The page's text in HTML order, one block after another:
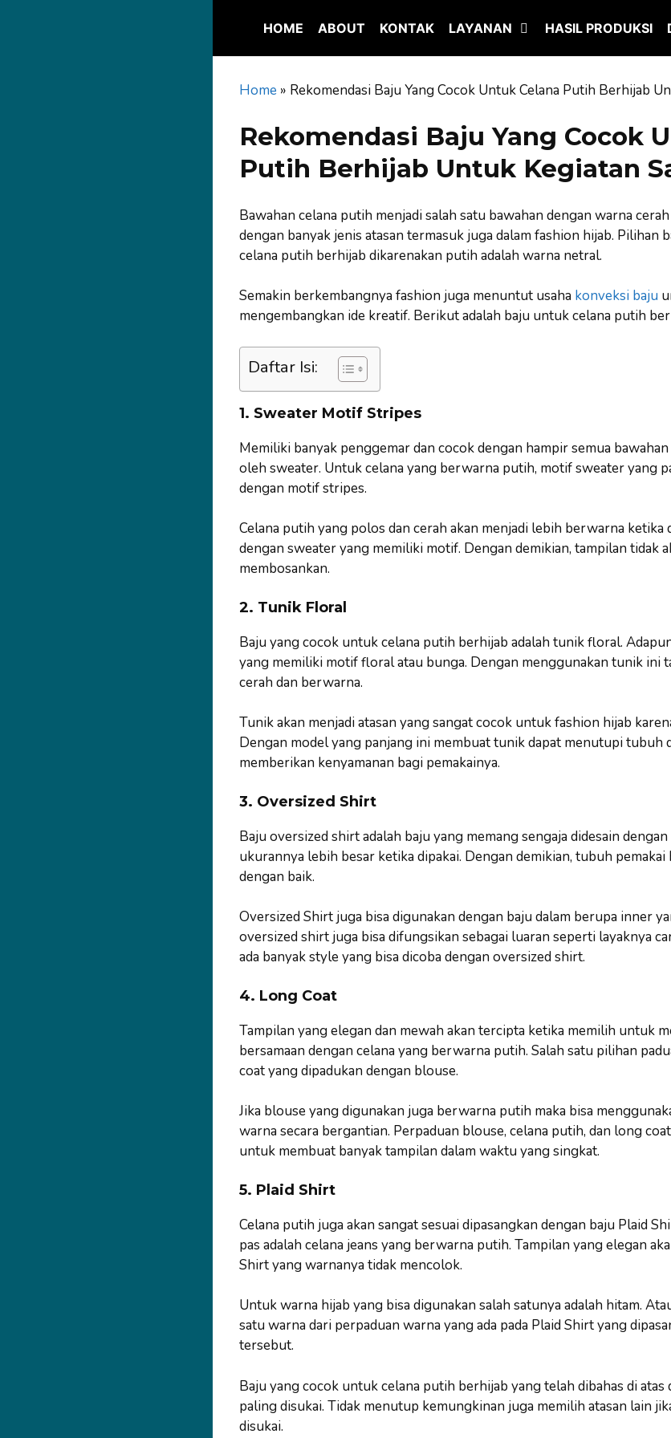
HOME ABOUT KONTAK LAYANAN HASIL PRODUKSI
Home » Rekomendasi Baju Yang Cocok Untuk Celana Putih Berhijab
Rekomendasi Baju Yang Cocok
Putih Berhijab Untuk Kegiatan
Bawahan celana putih menjadi salah satu bawahan dengan warna
dengan banyak jenis atasan termasuk juga dalam fashion hijab. Pilihan
celana putih berhijab dikarenakan putih adalah warna netral.
Semakin berkembangnya fashion juga menuntut usaha konveksi baju
mengembangkan ide kreatif. Berikut adalah baju untuk celana putih
Daftar Isi:
1. Sweater Motif Stripes
Memiliki banyak penggemar dan cocok dengan hampir semua
oleh sweater. Untuk celana yang berwarna putih, motif sweater yang
dengan motif stripes.
Celana putih yang polos dan cerah akan menjadi lebih berwarna ketika
dengan sweater yang memiliki motif. Dengan demikian, tampilan tidak
membosankan.
2. Tunik Floral
Baju yang cocok untuk celana putih berhijab adalah tunik floral.
yang memiliki motif floral atau bunga. Dengan menggunakan tunik ini
cerah dan berwarna.
Tunik akan menjadi atasan yang sangat cocok untuk fashion hijab
Dengan model yang panjang ini membuat tunik dapat menutupi tubuh
memberikan kenyamanan bagi pemakainya.
3. Oversized Shirt
Baju oversized shirt adalah baju yang memang sengaja didesain
ukurannya lebih besar ketika dipakai. Dengan demikian, tubuh
dengan baik.
Oversized Shirt juga bisa digunakan dengan baju dalam berupa inner
oversized shirt juga bisa difungsikan sebagai luaran seperti layaknya
ada banyak style yang bisa dicoba dengan oversized shirt.
4. Long Coat
Tampilan yang elegan dan mewah akan tercipta ketika memilih untuk
bersamaan dengan celana yang berwarna putih. Salah satu pilihan
coat yang dipadukan dengan blouse.
Jika blouse yang digunakan juga berwarna putih maka bisa
warna secara bergantian. Perpaduan blouse, celana putih, dan long
untuk membuat banyak tampilan dalam waktu yang singkat.
5. Plaid Shirt
Celana putih juga akan sangat sesuai dipasangkan dengan baju Plaid
pas adalah celana jeans yang berwarna putih. Tampilan yang elegan
Shirt yang warnanya tidak mencolok.
Untuk warna hijab yang bisa digunakan salah satunya adalah hitam.
satu warna dari perpaduan warna yang ada pada Plaid Shirt yang
tersebut.
Baju yang cocok untuk celana putih berhijab yang telah dibahas di atas
paling disukai. Tidak menutup kemungkinan juga memilih atasan lain
disukai.